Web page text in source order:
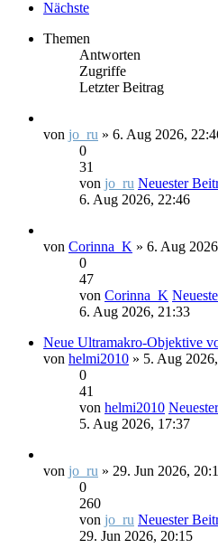
Nächste
Themen
Antworten
Zugriffe
Letzter Beitrag
von jo_ru » 6. Aug 2026,
0
31
von jo_ru Neuester
6. Aug 2026, 22:46
von Corinna_K » 6. Aug
0
47
von Corinna_K
6. Aug 2026, 21:33
Neue Ultramakro-Objektive
von helmi2010 » 5. Aug
0
41
von helmi2010
5. Aug 2026, 17:37
von jo_ru » 29. Jun 2026,
0
260
von jo_ru Neuester
29. Jun 2026, 20:15